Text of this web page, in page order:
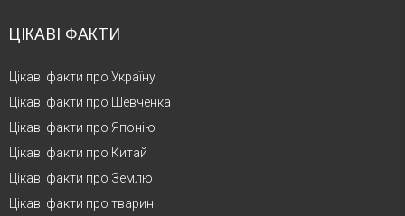
ЦІКАВІ ФАКТИ
Цікаві факти про Україну
Цікаві факти про Шевченка
Цікаві факти про Японію
Цікаві факти про Китай
Цікаві факти про Землю
Цікаві факти про тварин